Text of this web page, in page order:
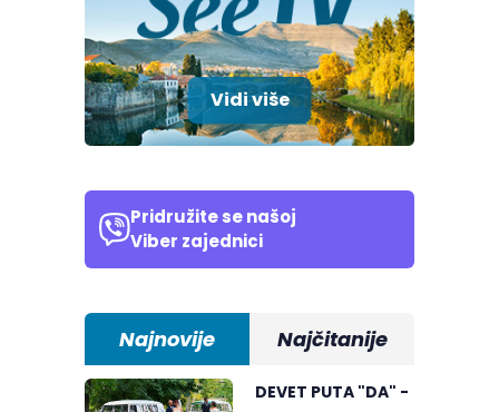
Vidi više
Pridružite se našoj
Viber zajednici
Najnovije Najčitanije
DEVET PUTA "DA" -